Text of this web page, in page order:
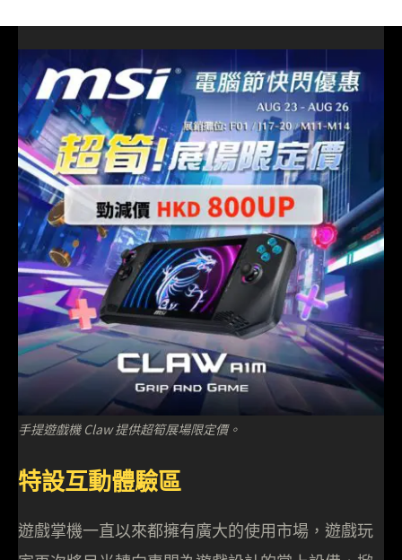
手提遊戲機 Claw 提供超筍展場限定價。
特設互動體驗區
遊戲掌機一直以來都擁有廣大的使用市場，遊戲玩